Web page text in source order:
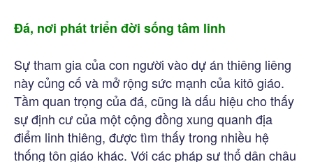
Đá, nơi phát triển đời sống tâm linh
Sự tham gia của con người vào dự án thiêng liêng
này củng cố và mở rộng sức mạnh của kitô giáo.
Tầm quan trọng của đá, cũng là dấu hiệu cho thấy
sự định cư của một cộng đồng xung quanh địa
điểm linh thiêng, được tìm thấy trong nhiều hệ
thống tôn giáo khác. Với các pháp sư thổ dân châu